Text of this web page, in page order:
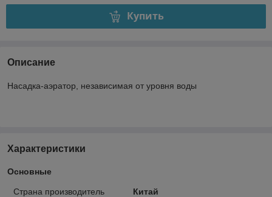
Купить
Описание
Насадка-аэратор, независимая от уровня воды
Характеристики
Основные
Страна производитель Китай